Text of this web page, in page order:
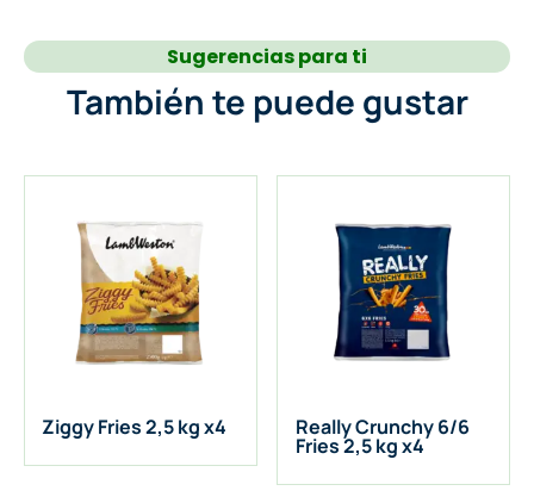
Sugerencias para ti
También te puede gustar
Ziggy Fries 2,5 kg x4 Really Crunchy 6/6
Fries 2,5 kg x4